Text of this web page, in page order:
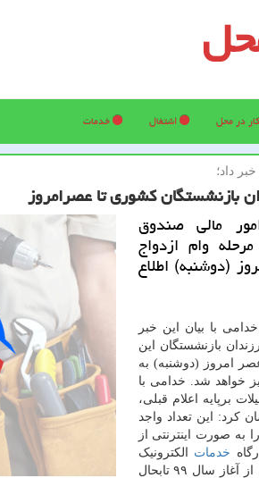
در محل اشتغال خدمات
داد؛
بازنشستگان كشوری تا عصرامروز
مالی صندوق
وام ازدواج
(دوشنبه) اطلاع
با بیان این خبر
بازنشستگان این
ارتباط با دوره سوم سال ۱۳۹۹ تا عصر امروز (دوشنبه) به
خواهد شد. خدامی با
برپایه اعلام قبلی،
کرد: این تعداد واجد
صورت اینترنتی از
خدمات الکترونیک
صندوق بازنشستگی ثبت کرده بودند. بدین سان از آغاز سال ۹۹ تابحال